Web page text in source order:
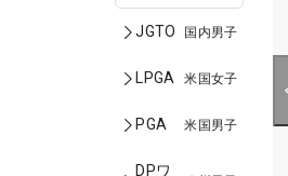
JGTO 国内男子
LPGA 米国女子
PGA 米国男子
DPワ